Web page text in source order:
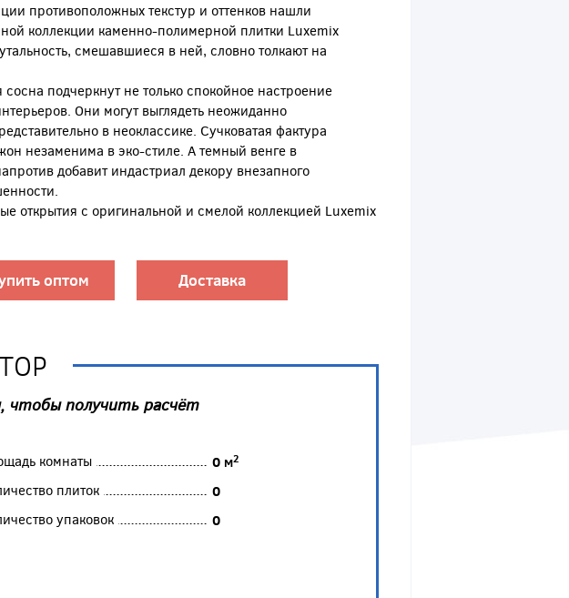
противоположных текстур и оттенков нашли
коллекции каменно-полимерной плитки Luxemix
смешавшиеся в ней, словно толкают на
подчеркнут не только спокойное настроение
Они могут выглядеть неожиданно
в неоклассике. Сучковатая фактура
незаменима в эко-стиле. А темный венге в
добавит индастриал декору внезапного
открытия с оригинальной и смелой коллекцией Luxemix
оптом Доставка
получить расчёт
комнаты 0м2
плиток
0
упаковок
0